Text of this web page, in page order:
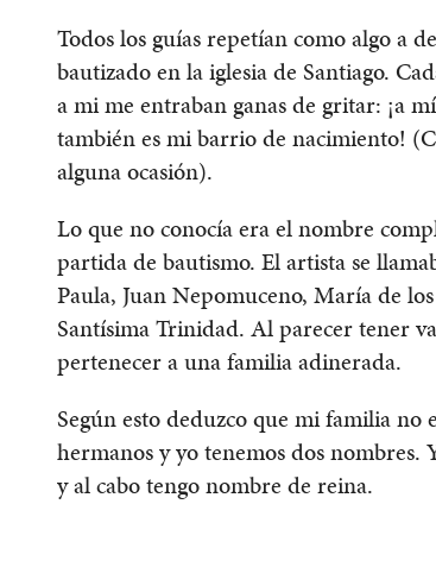
Todos los guías repetían como algo a
bautizado en la iglesia de Santiago.
a mi me entraban ganas de gritar: ¡a
también es mi barrio de nacimiento!
alguna ocasión).
Lo que no conocía era el nombre
partida de bautismo. El artista se
Paula, Juan Nepomuceno, María de
Santísima Trinidad. Al parecer tener
pertenecer a una familia adinerada.
Según esto deduzco que mi familia
hermanos y yo tenemos dos
y al cabo tengo nombre de reina.